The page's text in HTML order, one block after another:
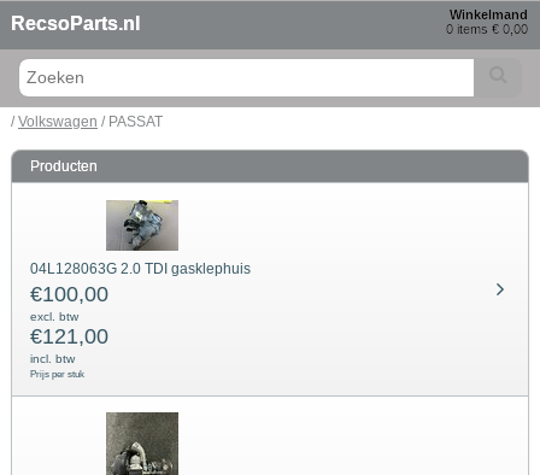
Winkelmand
0 items € 0,00
RecsoParts.nl
/Volkswagen / PASSAT
Producten
04L128063G 2.0 TDI gasklephuis
€100,00
excl. btw
€121,00
incl. btw
Prijs per stuk